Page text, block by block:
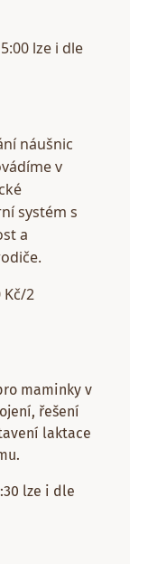
lze i dle
náušnic
v
systém s
a
Kč/2
maminky v
řešení
laktace
lze i dle